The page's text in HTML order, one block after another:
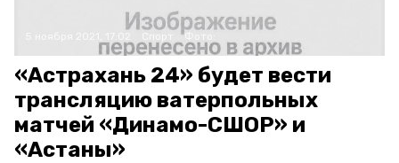
5 ноября 2021, 17:02 Спорт Фото:
«Астрахань 24» будет вести
трансляцию ватерпольных
матчей «Динамо-СШОР» и
«Астаны»